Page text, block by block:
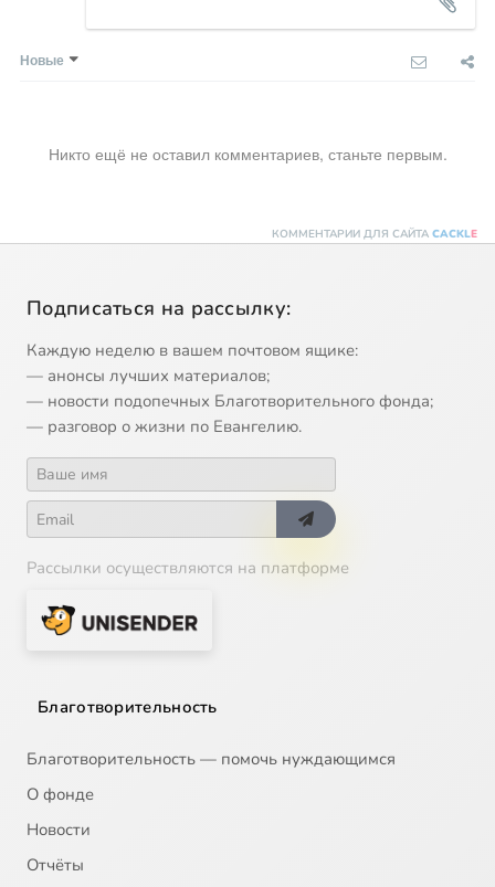
Новые
Никто ещё не оставил комментариев, станьте первым.
КОММЕНТАРИИ ДЛЯ САЙТА CACKLE
Подписаться на рассылку:
Каждую неделю в вашем почтовом ящике:
— анонсы лучших материалов;
— новости подопечных Благотворительного фонда;
— разговор о жизни по Евангелию.
Рассылки осуществляются на платформе
Благотворительность
Благотворительность — помочь нуждающимся
О фонде
Новости
Отчёты